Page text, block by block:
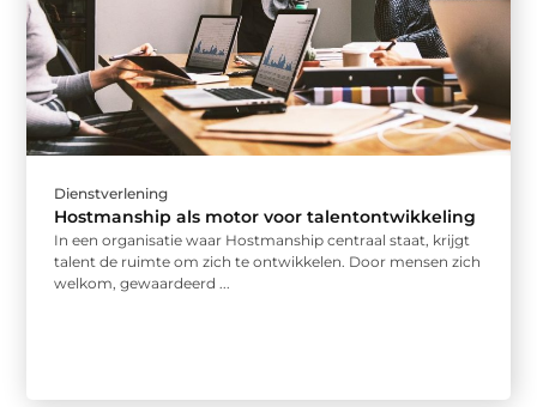
Dienstverlening
Hostmanship als motor voor talentontwikkeling
In een organisatie waar Hostmanship centraal staat, krijgt
talent de ruimte om zich te ontwikkelen. Door mensen zich
welkom, gewaardeerd ...